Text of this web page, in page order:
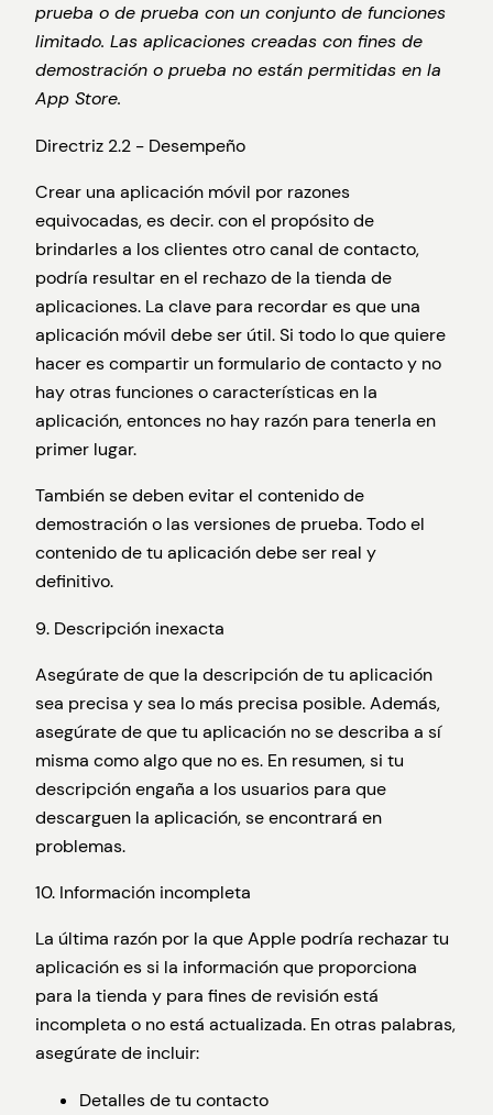
prueba o de prueba con un conjunto de funciones
limitado. Las aplicaciones creadas con fines de
demostración o prueba no están permitidas en la
App Store.
Directriz 2.2 - Desempeño
Crear una aplicación móvil por razones
equivocadas, es decir. con el propósito de
brindarles a los clientes otro canal de contacto,
podría resultar en el rechazo de la tienda de
aplicaciones. La clave para recordar es que una
aplicación móvil debe ser útil. Si todo lo que quiere
hacer es compartir un formulario de contacto y no
hay otras funciones o características en la
aplicación, entonces no hay razón para tenerla en
primer lugar.
También se deben evitar el contenido de
demostración o las versiones de prueba. Todo el
contenido de tu aplicación debe ser real y
definitivo.
9. Descripción inexacta
Asegúrate de que la descripción de tu aplicación
sea precisa y sea lo más precisa posible. Además,
asegúrate de que tu aplicación no se describa a sí
misma como algo que no es. En resumen, si tu
descripción engaña a los usuarios para que
descarguen la aplicación, se encontrará en
problemas.
10. Información incompleta
La última razón por la que Apple podría rechazar tu
aplicación es si la información que proporciona
para la tienda y para fines de revisión está
incompleta o no está actualizada. En otras palabras,
asegúrate de incluir:
Detalles de tu contacto